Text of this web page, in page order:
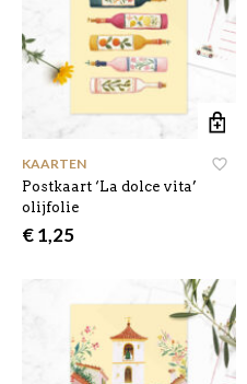
KAARTEN
Postkaart ‘La dolce vita’
olijfolie
€1,25